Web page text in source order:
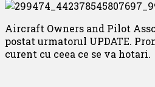
Aircraft Owners and Pilot
postat urmatorul UPDATE.
curent cu ceea ce se va hotari.